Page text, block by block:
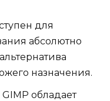
для
абсолютно
назначения.
GIMP обладает